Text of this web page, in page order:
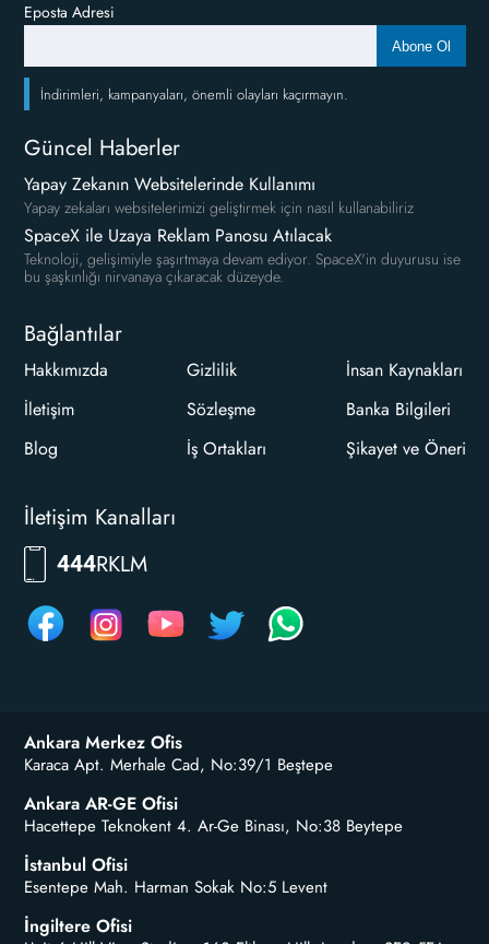
Eposta Adresi
Abone Ol
İndirimleri, kampanyaları, önemli olayları kaçırmayın.
Güncel Haberler
Yapay Zekanın Websitelerinde Kullanımı
Yapay zekaları websitelerimizi geliştirmek için nasıl kullanabiliriz
SpaceX ile Uzaya Reklam Panosu Atılacak
Teknoloji, gelişimiyle şaşırtmaya devam ediyor. SpaceX'in duyurusu ise
bu şaşkınlığı nirvanaya çıkaracak düzeyde.
Bağlantılar
Hakkımızda
İletişim
Blog
Gizlilik
Sözleşme
İş Ortakları
İnsan Kaynakları
Banka Bilgileri
Şikayet ve Öneri
İletişim Kanalları
444RKLM
Ankara Merkez Ofis
Karaca Apt. Merhale Cad, No:39/1 Beştepe
Ankara AR-GE Ofisi
Hacettepe Teknokent 4. Ar-Ge Binası, No:38 Beytepe
İstanbul Ofisi
Esentepe Mah. Harman Sokak No:5 Levent
İngiltere Ofisi